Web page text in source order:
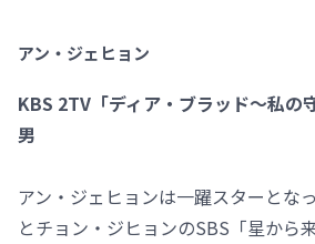
アン・ジェヒョン
KBS 2TV「ディア・ブラッド～私の
男
アン・ジェヒョンは一躍スターとな
とチョン・ジヒョンのSBS「星から